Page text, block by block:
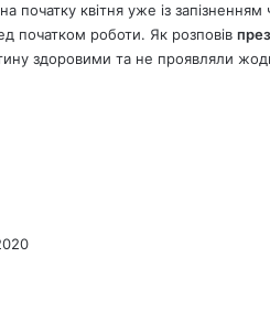
початку квітня уже із
початком роботи. Як розповів
здоровими та не проявляли